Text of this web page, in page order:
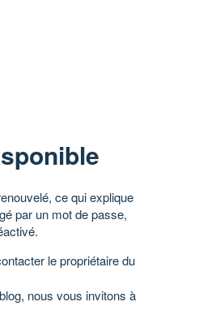
ce qui explique
par un mot de passe,
le propriétaire du
nous vous invitons à